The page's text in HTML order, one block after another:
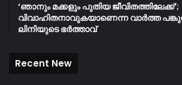
‘ഞാനും മക്കളും പുതിയ ജീവിതത്തിലേക്ക്’;
വിവാഹിതനാവുകയാണെന്ന വാർത്ത
ലിനിയുടെ ഭർത്താവ്
Recent New